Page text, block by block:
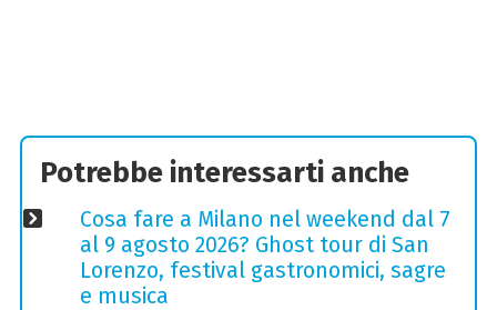
Potrebbe interessarti anche
Cosa fare a Milano nel weekend dal 7
al 9 agosto 2026? Ghost tour di San
Lorenzo, festival gastronomici, sagre
e musica